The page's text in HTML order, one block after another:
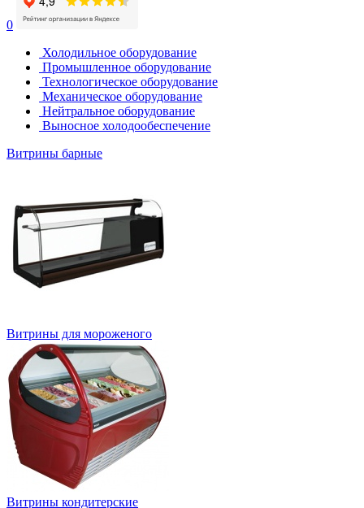
0
Холодильное оборудование
Промышленное оборудование
Технологическое оборудование
Механическое оборудование
Нейтральное оборудование
Выносное холодообеспечение
Витрины барные
Витрины для мороженого
Витрины кондитерские